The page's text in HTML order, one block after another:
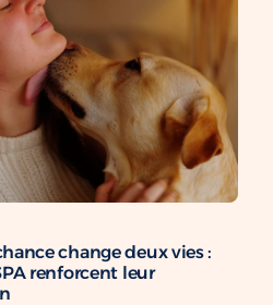
change deux vies :
renforcent leur